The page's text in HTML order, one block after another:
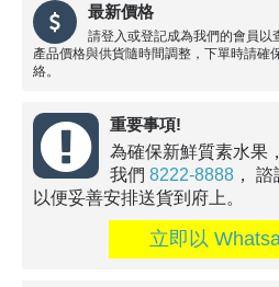
最新價格
請登入或登記成為我們的會員以
產品價格與供貨隨時間調整，下單時請確
絡。
重要事項!
為確保新鮮質素水果
我們 8222-8888 ，
以便妥善安排送貨到府上。
立即以